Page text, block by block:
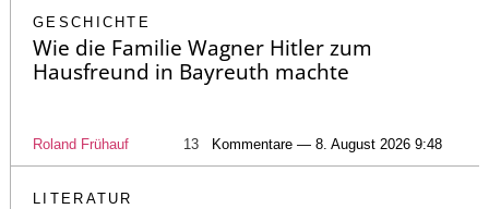
GESCHICHTE
Wie die Familie Wagner Hitler zum
Hausfreund in Bayreuth machte
Roland Frühauf 13 Kommentare — 8. August 2026 9:48
LITERATUR